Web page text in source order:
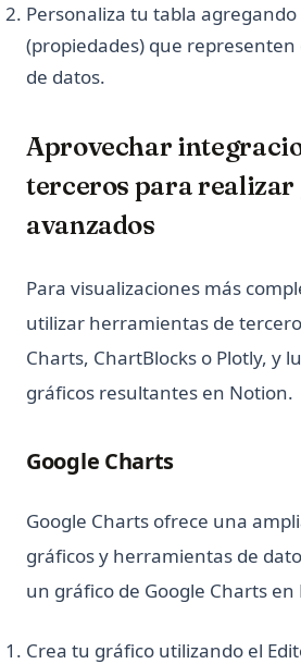
Personaliza tu tabla
(propiedades) que
de datos.
Aprovechar
terceros para
avanzados
Para visualizaciones más
utilizar herramientas de
Charts, ChartBlocks o Plotly, y
gráficos resultantes en Notion.
Google Charts
Google Charts ofrece una
gráficos y herramientas de
un gráfico de Google Charts en
Crea tu gráfico utilizando el